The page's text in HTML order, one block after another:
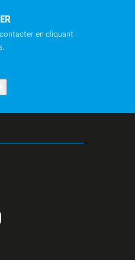
contacter en cliquant